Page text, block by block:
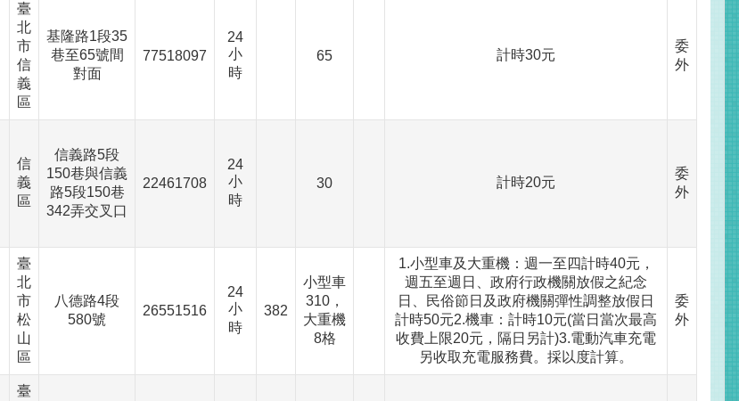
臺
北
市
信
義
區
基隆路1段35
巷至65號間
對面
77518097
24
小
時
65 計時30元
委
外
信
義
區
信義路5段
150巷與信義
路5段150巷
342弄交叉口
22461708
24
小
時
30 計時20元
委
外
臺
北
市
松
山
區
八德路4段
580號
26551516
24
小
時
382
小型車
310，
大重機
8格
1.小型車及大重機：週一至四計時40元，
週五至週日、政府行政機關放假之紀念
日、民俗節日及政府機關彈性調整放假日
計時50元2.機車：計時10元(當日當次最高
收費上限20元，隔日另計)3.電動汽車充電
另收取充電服務費。採以度計算。
委
外
臺